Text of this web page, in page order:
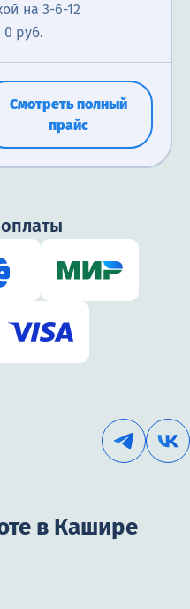
на 3-6-12
руб.
Смотреть полный
прайс
в Кашире